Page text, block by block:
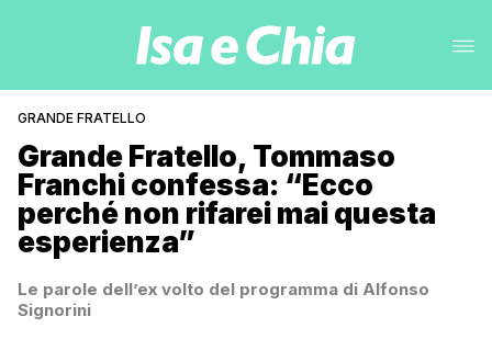
GRANDE FRATELLO
Grande Fratello, Tommaso
Franchi confessa: “Ecco
perché non rifarei mai questa
esperienza”
Le parole dell’ex volto del programma di Alfonso
Signorini